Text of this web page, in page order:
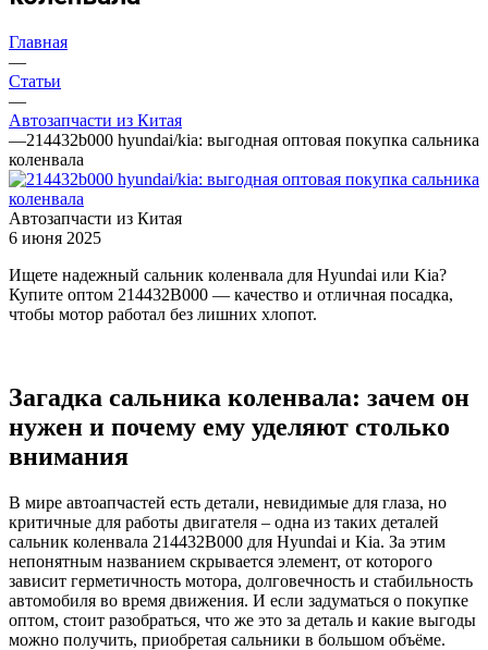
Главная
—
Статьи
—
Автозапчасти из Китая
—214432b000 hyundai/kia: выгодная оптовая покупка сальника
коленвала
Автозапчасти из Китая
6 июня 2025
Ищете надежный сальник коленвала для Hyundai или Kia?
Купите оптом 214432B000 — качество и отличная посадка,
чтобы мотор работал без лишних хлопот.
Загадка сальника коленвала: зачем он
нужен и почему ему уделяют столько
внимания
В мире автоапчастей есть детали, невидимые для глаза, но
критичные для работы двигателя – одна из таких деталей
сальник коленвала 214432B000 для Hyundai и Kia. За этим
непонятным названием скрывается элемент, от которого
зависит герметичность мотора, долговечность и стабильность
автомобиля во время движения. И если задуматься о покупке
оптом, стоит разобраться, что же это за деталь и какие выгоды
можно получить, приобретая сальники в большом объёме.